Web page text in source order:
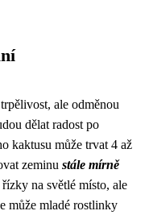
ale odměnou
dělat radost po
kaktusu může trvat 4 až
zeminu stále mírně
na světlé místo, ale
může mladé rostlinky